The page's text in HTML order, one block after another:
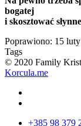
bogatej
i skosztować
Poprawiono: 15
Tags
© 2020 Family
Korcula.me
+385 98 379